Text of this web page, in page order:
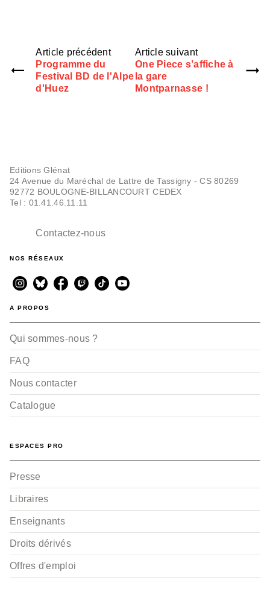
Article précédent
Programme du
Festival BD de l'Alpe
d'Huez
Article suivant
One Piece s’affiche à
la gare
Montparnasse !
Editions Glénat
24 Avenue du Maréchal de Lattre de Tassigny - CS 80269
92772 BOULOGNE-BILLANCOURT CEDEX
Tel : 01.41.46.11.11
Contactez-nous
NOS RÉSEAUX
A PROPOS
Qui sommes-nous ?
FAQ
Nous contacter
Catalogue
ESPACES PRO
Presse
Libraires
Enseignants
Droits dérivés
Offres d'emploi